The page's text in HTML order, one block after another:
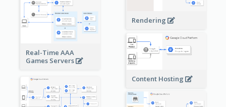
Rendering
Real-Time AAA
Games Servers
Content Hosting